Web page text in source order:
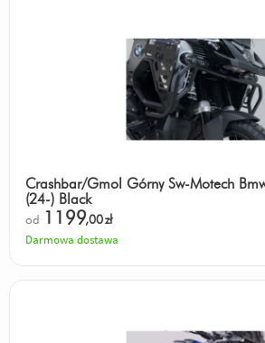
Crashbar/Gmol Górny Sw-Motech
(24-) Black
od 1199,00zł
Darmowa dostawa